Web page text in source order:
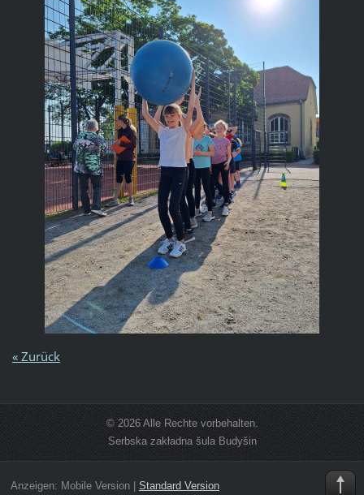
« Zurück
© 2026 Alle Rechte vorbehalten.
Serbska zakładna šula Budyšin
Anzeigen: Mobile Version| Standard Version